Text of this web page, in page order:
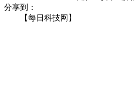
分享到：
【每日科技网】